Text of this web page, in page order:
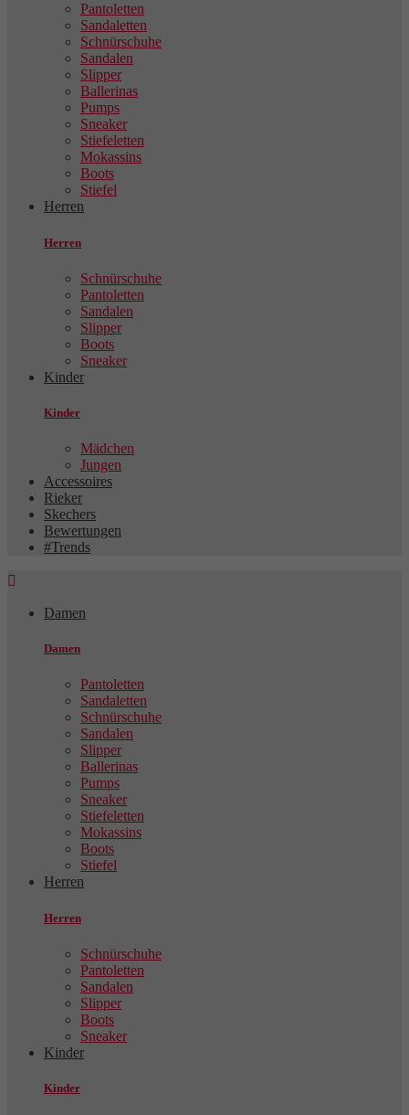
Pantoletten
Sandaletten
Schnürschuhe
Sandalen
Slipper
Ballerinas
Pumps
Sneaker
Stiefeletten
Mokassins
Boots
Stiefel
Herren
Herren
Schnürschuhe
Pantoletten
Sandalen
Slipper
Boots
Sneaker
Kinder
Kinder
Mädchen
Jungen
Accessoires
Rieker
Skechers
Bewertungen
#Trends

Damen
Damen
Pantoletten
Sandaletten
Schnürschuhe
Sandalen
Slipper
Ballerinas
Pumps
Sneaker
Stiefeletten
Mokassins
Boots
Stiefel
Herren
Herren
Schnürschuhe
Pantoletten
Sandalen
Slipper
Boots
Sneaker
Kinder
Kinder